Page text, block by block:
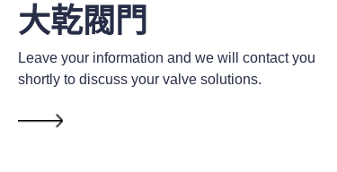
大乾閥門
Leave your information and we will contact you
shortly to discuss your valve solutions.